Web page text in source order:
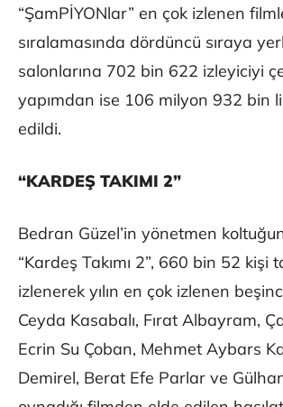
“ŞamPİYONlar” en çok izlenen
sıralamasında dördüncü sıraya
salonlarına 702 bin 622 izleyiciyi
yapımdan ise 106 milyon 932 bin
edildi.
“KARDEŞ TAKIMI 2”
Bedran Güzel’in yönetmen
“Kardeş Takımı 2”, 660 bin 52 kişi
izlenerek yılın en çok izlenen
Ceyda Kasabalı, Fırat Albayram,
Ecrin Su Çoban, Mehmet Aybars
Demirel, Berat Efe Parlar ve